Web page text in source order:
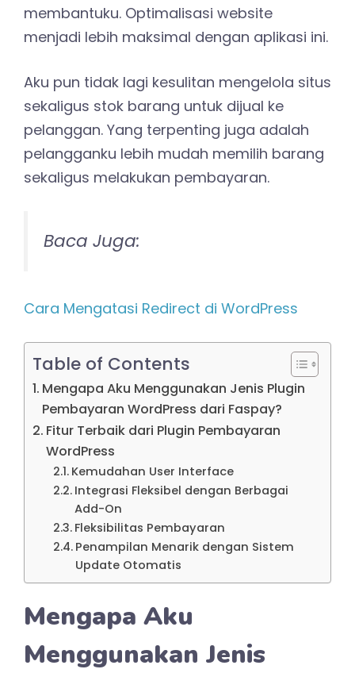
membantuku. Optimalisasi website
menjadi lebih maksimal dengan aplikasi ini.
Aku pun tidak lagi kesulitan mengelola situs
sekaligus stok barang untuk dijual ke
pelanggan. Yang terpenting juga adalah
pelangganku lebih mudah memilih barang
sekaligus melakukan pembayaran.
Baca Juga:
Cara Mengatasi Redirect di WordPress
Table of Contents
Mengapa Aku Menggunakan Jenis Plugin
Pembayaran WordPress dari Faspay?
Fitur Terbaik dari Plugin Pembayaran
WordPress
Kemudahan User Interface
Integrasi Fleksibel dengan Berbagai
Add-On
Fleksibilitas Pembayaran
Penampilan Menarik dengan Sistem
Update Otomatis
Mengapa Aku
Menggunakan Jenis